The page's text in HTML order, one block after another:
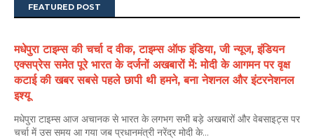
FEATURED POST
मधेपुरा टाइम्स की चर्चा द वीक, टाइम्स ऑफ इंडिया, जी न्यूज, इंडियन
एक्सप्रेस समेत पूरे भारत के दर्जनों अखबारों में: मोदी के आगमन पर वृक्ष
कटाई की खबर सबसे पहले छापी थी हमने, बना नेशनल और इंटरनेशनल
इश्यू
मधेपुरा टाइम्स आज अचानक से भारत के लगभग सभी बड़े अखबारों और वेबसाइट्स पर
चर्चा में उस समय आ गया जब प्रधानमंत्री नरेंद्र मोदी के...